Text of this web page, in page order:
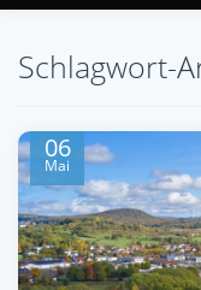
Schlagwort-
06
Mai